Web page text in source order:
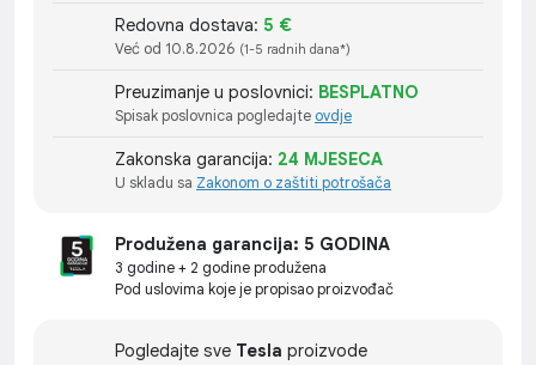
Redovna dostava: 5 €
Već od 10.8.2026 (1-5 radnih dana*)
Preuzimanje u poslovnici: BESPLATNO
Spisak poslovnica pogledajte ovdje
Zakonska garancija: 24 MJESECA
U skladu sa Zakonom o zaštiti potrošača
Produžena garancija: 5 GODINA
3 godine + 2 godine produžena
Pod uslovima koje je propisao proizvođač
Pogledajte sve Tesla proizvode